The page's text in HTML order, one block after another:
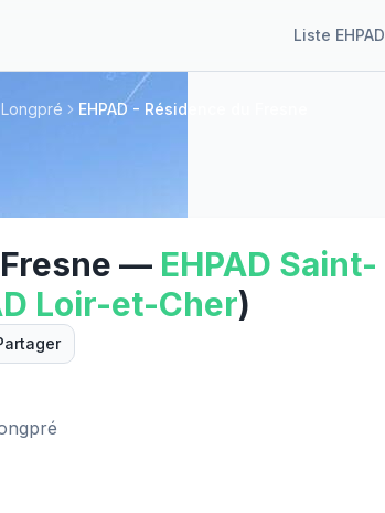
Liste EHPAD
EHPAD - Résidence du Fresne
— EHPAD Saint-
Loir-et-Cher)